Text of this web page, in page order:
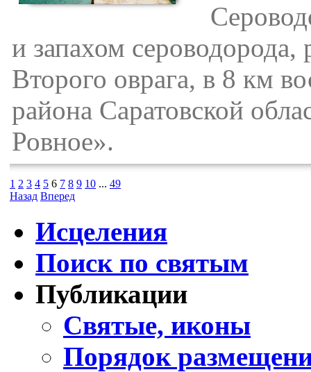
и запахом сероводорода,
Второго оврага, в 8 км
района Саратовской
Ровное».
1 2 3 4 5 6 7 8 9 10 ... 49
Назад Вперед
Исцеления
Поиск по святым
Публикации
Святые, иконы
Порядок